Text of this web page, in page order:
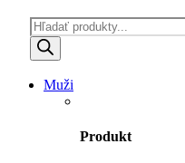
Products
search
Muži
Produkt